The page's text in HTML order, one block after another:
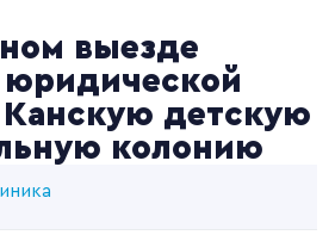
выезде
юридической
детскую
колонию